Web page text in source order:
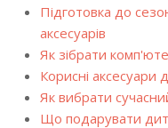
Підготовка до
аксесуарів
Як зібрати
Корисні аксесуари
Як вибрати
Що подарувати